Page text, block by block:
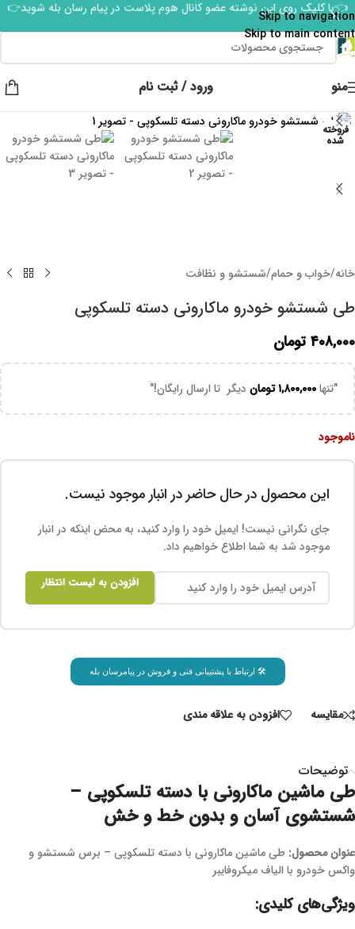
Skip to navigation
Skip to main content
👈با کلیک روی این نوشته عضو کانال هوم پلاست در پیام رسان بله شوید👉
منو ورود / ثبت نام
فروخته
شده
خانه/خواب و حمام/شستشو و نظافت
طی شستشو خودرو ماکارونی دسته تلسکوپی
۴۰۸,۰۰۰ تومان
"تنها۱,۸۰۰,۰۰۰تومان دیگر تا ارسال رایگان!"
ناموجود
این محصول در حال حاضر در انبار موجود نیست.
جای نگرانی نیست! ایمیل خود را وارد کنید، به محض اینکه در انبار
موجود شد به شما اطلاع خواهیم داد.
افزودن به لیست انتظار
🛠 ارتباط با پشتیبانی فنی و فروش در پیامرسان بله
مقايسه افزودن به علاقه مندی
توضیحات
طی ماشین ماکارونی با دسته تلسکوپی –
شستشوی آسان و بدون خط و خش
عنوان محصول: طی ماشین ماکارونی با دسته تلسکوپی – برس شستشو و
واکس خودرو با الیاف میکروفایبر
ویژگی‌های کلیدی: